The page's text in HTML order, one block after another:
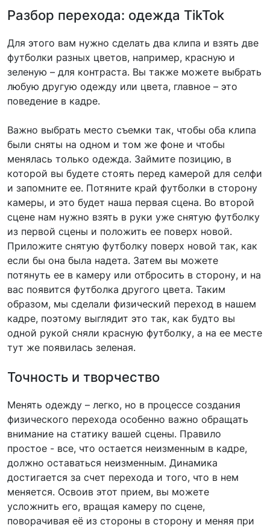
Разбор перехода: одежда TikTok
Для этого вам нужно сделать два клипа и взять две
футболки разных цветов, например, красную и
зеленую – для контраста. Вы также можете выбрать
любую другую одежду или цвета, главное – это
поведение в кадре.
Важно выбрать место съемки так, чтобы оба клипа
были сняты на одном и том же фоне и чтобы
менялась только одежда. Займите позицию, в
которой вы будете стоять перед камерой для селфи
и запомните ее. Потяните край футболки в сторону
камеры, и это будет наша первая сцена. Во второй
сцене нам нужно взять в руки уже снятую футболку
из первой сцены и положить ее поверх новой.
Приложите снятую футболку поверх новой так, как
если бы она была надета. Затем вы можете
потянуть ее в камеру или отбросить в сторону, и на
вас появится футболка другого цвета. Таким
образом, мы сделали физический переход в нашем
кадре, поэтому выглядит это так, как будто вы
одной рукой сняли красную футболку, а на ее месте
тут же появилась зеленая.
Точность и творчество
Менять одежду – легко, но в процессе создания
физического перехода особенно важно обращать
внимание на статику вашей сцены. Правило
простое - все, что остается неизменным в кадре,
должно оставаться неизменным. Динамика
достигается за счет перехода и того, что в нем
меняется. Освоив этот прием, вы можете
усложнить его, вращая камеру по сцене,
поворачивая её из стороны в сторону и меняя при